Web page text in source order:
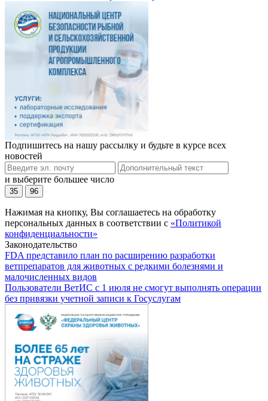
Подпишитесь на нашу рассылку и будьте в курсе всех
новостей
и выберите большее число
35 96
Нажимая на кнопку, Вы соглашаетесь на обработку
персональных данных в соответствии с «Политикой
конфиденциальности»
Законодательство
FDA представило план по расширению разработки
ветпрепаратов для животных с редкими болезнями и
малочисленных видов
Пользователи ВетИС с 1 июля не смогут выполнять операции
без привязки учетной записи к Госуслугам